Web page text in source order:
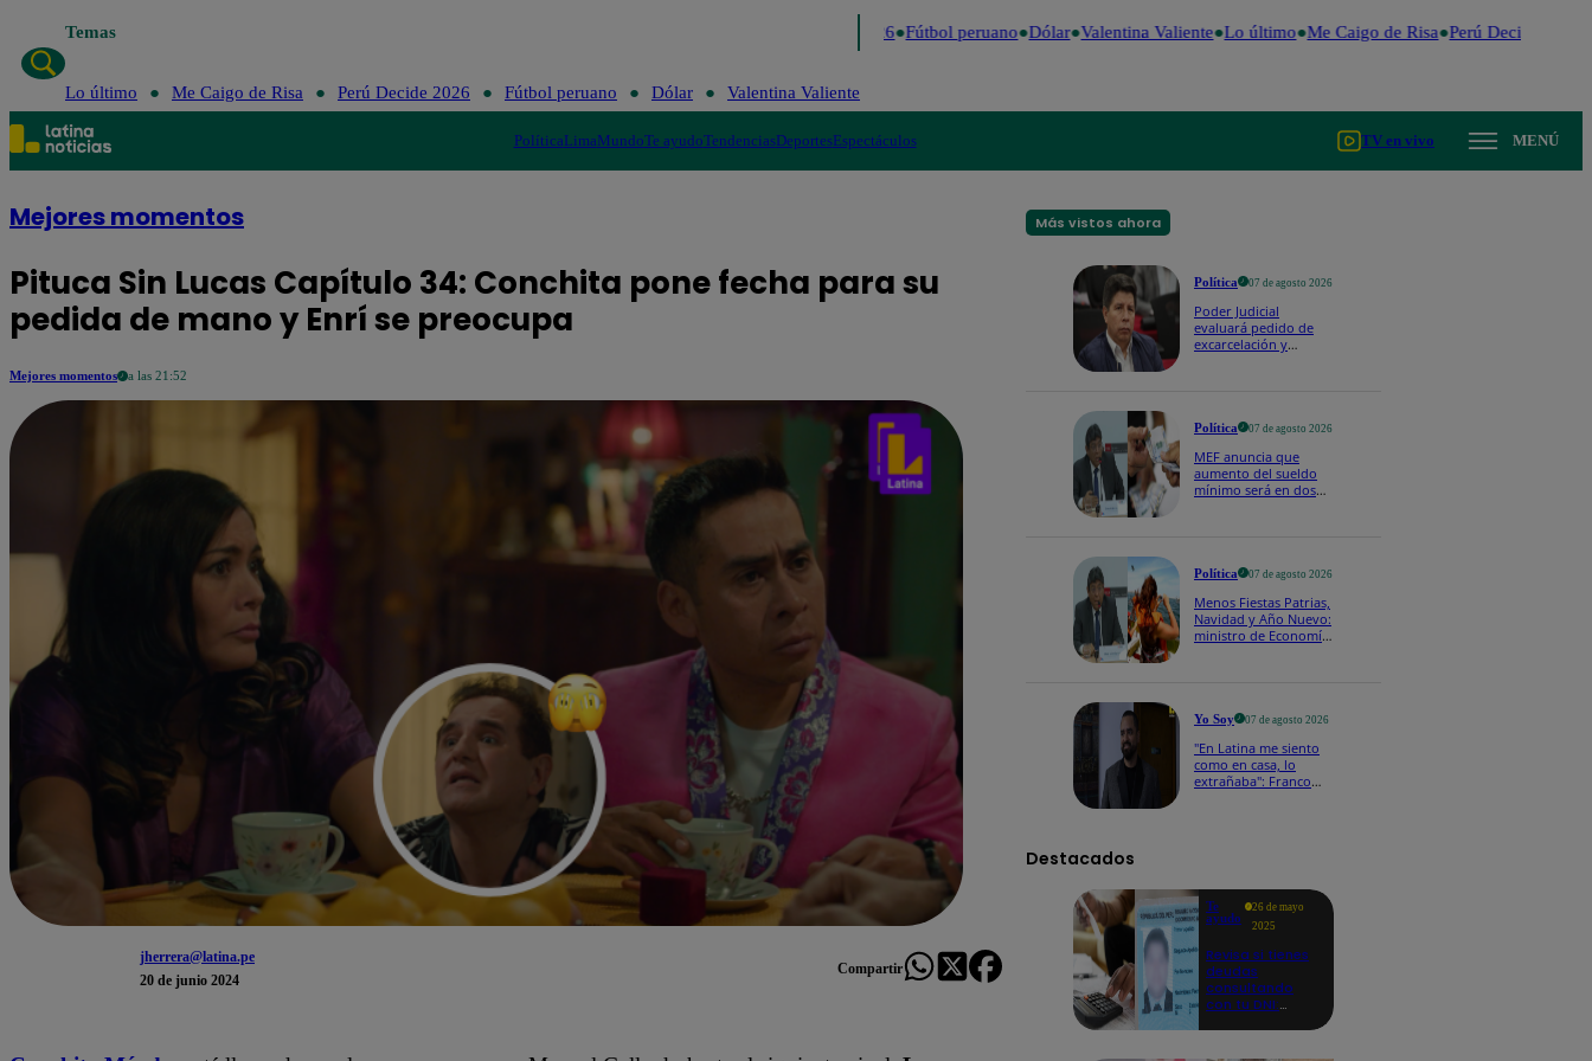
Temas Perú Decide 2026 Fútbol peruano Dólar Valentina Valiente Lo último Me Caigo de Risa Perú Decide 2026
Lo último Me Caigo de Risa Perú Decide 2026 Fútbol peruano Dólar Valentina Valiente
PolíticaLimaMundoTe ayudoTendenciasDeportesEspectáculos TV en vivo MENÚ
Mejores momentos
Pituca Sin Lucas Capítulo 34: Conchita pone fecha para su
pedida de mano y Enrí se preocupa
Mejores momentos a las 21:52
jherrera@latina.pe
20 de junio 2024
Compartir
Más vistos ahora
Política 07 de agosto 2026
Poder Judicial
evaluará pedido de
excarcelación y
Política 07 de agosto 2026
MEF anuncia que
aumento del sueldo
mínimo será en dos
Política 07 de agosto 2026
Menos Fiestas Patrias,
Navidad y Año Nuevo:
ministro de Economía
Yo Soy 07 de agosto 2026
"En Latina me siento
como en casa, lo
extrañaba": Franco
Destacados
Te
ayudo
26 de mayo
2025
Revisa si tienes
deudas
consultando
con tu DNI: